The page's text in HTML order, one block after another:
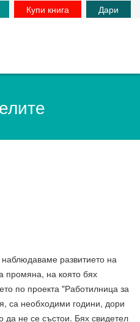
Купи книга Дари
развитието на
промяна, на която бях
по проекта "Работилница за
са необходими години, дори
да не се състои. Бях свидетел